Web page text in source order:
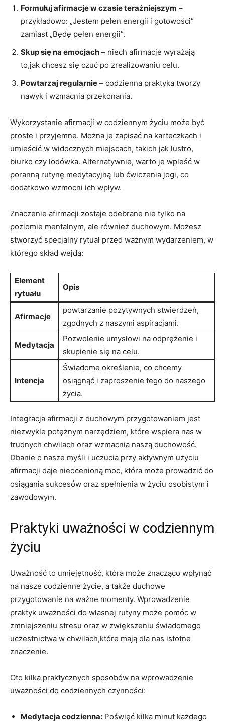
Formułuj afirmacje w czasie​ teraźniejszym –‍
przykładowo:⁢ „Jestem pełen ⁤energii i ⁤gotowości”
zamiast „Będę pełen energii”.
Skup się⁣ na ‍emocjach – niech afirmacje wyrażają
to,jak chcesz się czuć po⁣ zrealizowaniu celu.
Powtarzaj ‍regularnie – codzienna praktyka ⁣tworzy
nawyk‌ i ⁣wzmacnia przekonania.
Wykorzystanie afirmacji w codziennym życiu może⁢ być
proste i przyjemne.​ Można je ​zapisać⁢ na karteczkach i
umieścić w widocznych miejscach, takich ⁢jak⁢ lustro,
⁢biurko czy‌ lodówka. Alternatywnie, warto ⁢je wpleść w
poranną ⁣rutynę medytacyjną lub ćwiczenia jogi,⁤ co
dodatkowo wzmocni‍ ich wpływ.
Znaczenie afirmacji ⁤zostaje odebrane‍ nie⁤ tylko na
poziomie⁣ mentalnym, ale ​również duchowym. Możesz
stworzyć specjalny rytuał przed ważnym​ wydarzeniem, w
którego skład wejdą:
Element
rytuału
Opis
Afirmacje
powtarzanie ‍pozytywnych stwierdzeń,
zgodnych z naszymi aspiracjami.
Medytacja
Pozwolenie​ umysłowi ⁤na odprężenie i
skupienie się na celu.
Intencja
Świadome określenie, co ⁣chcemy
osiągnąć i zaproszenie⁣ tego do naszego
życia.
Integracja afirmacji​ z duchowym ‍przygotowaniem jest
niezwykle potężnym narzędziem, które ‍wspiera nas w
trudnych chwilach ‍oraz wzmacnia naszą duchowość.⁢
Dbanie o ⁣nasze‍ myśli i uczucia przy‌ aktywnym użyciu
afirmacji daje nieocenioną moc, która może prowadzić do
osiągania sukcesów oraz spełnienia w życiu ‌osobistym i
zawodowym.
Praktyki uważności w⁣ codziennym
​życiu
Uważność to umiejętność, która ⁤może znacząco ⁢wpłynąć
na nasze codzienne życie, a także duchowe
przygotowanie⁢ na ważne ⁢momenty. Wprowadzenie
praktyk⁤ uważności do własnej rutyny może pomóc w
zmniejszeniu‌ stresu​ oraz w zwiększeniu świadomego
uczestnictwa ⁤w chwilach,które mają dla nas istotne
⁤znaczenie.
Oto kilka praktycznych sposobów na ⁣wprowadzenie
uważności do codziennych czynności:
Medytacja ⁣codzienna: Poświęć kilka​ minut każdego